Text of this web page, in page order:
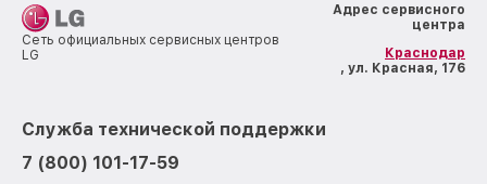
Сеть официальных сервисных центров
LG
Адрес сервисного
центра
Краснодар
, ул. Красная, 176
Служба технической поддержки
7 (800) 101-17-59